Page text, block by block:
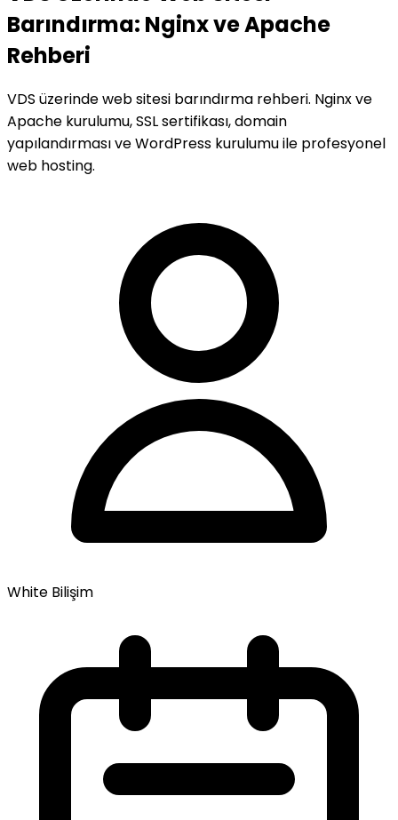
Barındırma: Nginx ve Apache
Rehberi
VDS üzerinde web sitesi barındırma rehberi. Nginx ve
Apache kurulumu, SSL sertifikası, domain
yapılandırması ve WordPress kurulumu ile profesyonel
web hosting.
White Bilişim